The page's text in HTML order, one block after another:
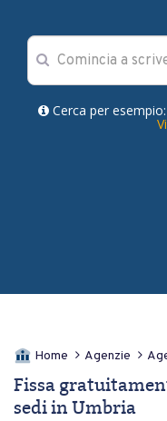
Cerca per esempio:
Home Agenzie
Fissa
sedi in Umbria